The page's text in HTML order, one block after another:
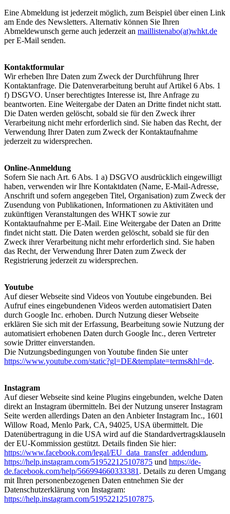
Eine Abmeldung ist jederzeit möglich, zum Beispiel über einen Link
am Ende des Newsletters. Alternativ können Sie Ihren
Abmeldewunsch gerne auch jederzeit an maillistenabo(at)whkt.de
per E-Mail senden.
Kontaktformular
Wir erheben Ihre Daten zum Zweck der Durchführung Ihrer
Kontaktanfrage. Die Datenverarbeitung beruht auf Artikel 6 Abs. 1
f) DSGVO. Unser berechtigtes Interesse ist, Ihre Anfrage zu
beantworten. Eine Weitergabe der Daten an Dritte findet nicht statt.
Die Daten werden gelöscht, sobald sie für den Zweck ihrer
Verarbeitung nicht mehr erforderlich sind. Sie haben das Recht, der
Verwendung Ihrer Daten zum Zweck der Kontaktaufnahme
jederzeit zu widersprechen.
Online-Anmeldung
Sofern Sie nach Art. 6 Abs. 1 a) DSGVO ausdrücklich eingewilligt
haben, verwenden wir Ihre Kontaktdaten (Name, E-Mail-Adresse,
Anschrift und sofern angegeben Titel, Organisation) zum Zweck der
Zusendung von Publikationen, Informationen zu Aktivitäten und
zukünftigen Veranstaltungen des WHKT sowie zur
Kontaktaufnahme per E-Mail. Eine Weitergabe der Daten an Dritte
findet nicht statt. Die Daten werden gelöscht, sobald sie für den
Zweck ihrer Verarbeitung nicht mehr erforderlich sind. Sie haben
das Recht, der Verwendung Ihrer Daten zum Zweck der
Registrierung jederzeit zu widersprechen.
Youtube
Auf dieser Webseite sind Videos von Youtube eingebunden. Bei
Aufruf eines eingebundenen Videos werden automatisiert Daten
durch Google Inc. erhoben. Durch Nutzung dieser Webseite
erklären Sie sich mit der Erfassung, Bearbeitung sowie Nutzung der
automatisiert erhobenen Daten durch Google Inc., deren Vertreter
sowie Dritter einverstanden.
Die Nutzungsbedingungen von Youtube finden Sie unter
https://www.youtube.com/static?gl=DE&template=terms&hl=de.
Instagram
Auf dieser Webseite sind keine Plugins eingebunden, welche Daten
direkt an Instagram übermitteln. Bei der Nutzung unserer Instagram
Seite werden allerdings Daten an den Anbieter Instagram Inc., 1601
Willow Road, Menlo Park, CA, 94025, USA übermittelt. Die
Datenübertragung in die USA wird auf die Standardvertragsklauseln
der EU-Kommission gestützt. Details finden Sie hier:
https://www.facebook.com/legal/EU_data_transfer_addendum,
https://help.instagram.com/519522125107875 und https://de-
de.facebook.com/help/566994660333381 . Details zu deren Umgang
mit Ihren personenbezogenen Daten entnehmen Sie der
Datenschutzerklärung von Instagram:
https://help.instagram.com/519522125107875.